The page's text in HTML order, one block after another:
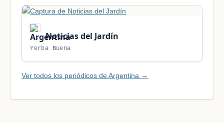
Noticias del Jardín
Yerba Buena
Ver todos los periódicos de Argentina →